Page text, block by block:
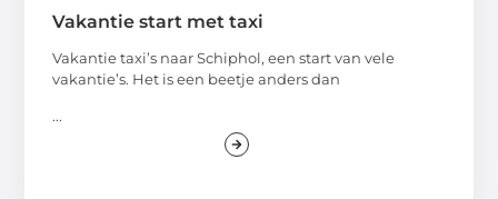
Vakantie start met taxi
Vakantie taxi’s naar Schiphol, een start van vele
vakantie’s. Het is een beetje anders dan
...